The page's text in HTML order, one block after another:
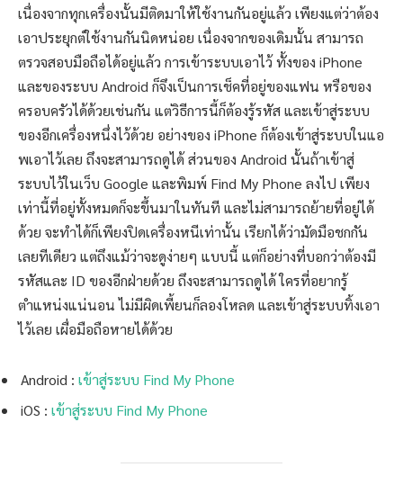
เนื่องจากทุกเครื่องนั้นมีติดมาให้ใช้งานกันอยู่แล้ว เพียงแต่ว่าต้อง
เอาประยุกต์ใช้งานกันนิดหน่อย เนื่องจากของเดิมนั้น สามารถ
ตรวจสอบมือถือได้อยู่แล้ว การเข้าระบบเอาไว้ ทั้งของ iPhone
และของระบบ Android ก็จึงเป็นการเช็คที่อยู่ของแฟน หรือของ
ครอบครัวได้ด้วยเช่นกัน แต่วิธีการนี้ก็ต้องรู้รหัส และเข้าสู่ระบบ
ของอีกเครื่องหนึ่งไว้ด้วย อย่างของ iPhone ก็ต้องเข้าสู่ระบบในแอ
พเอาไว้เลย ถึงจะสามารถดูได้ ส่วนของ Android นั้นถ้าเข้าสู่
ระบบไว้ในเว็บ Google และพิมพ์ Find My Phone ลงไป เพียง
เท่านี้ที่อยู่ทั้งหมดก็จะขึ้นมาในทันที และไม่สามารถย้ายที่อยู่ได้
ด้วย จะทำได้ก็เพียงปิดเครื่องหนีเท่านั้น เรียกได้ว่ามัดมือชกกัน
เลยทีเดียว แต่ถึงแม้ว่าจะดูง่ายๆ แบบนี้ แต่ก็อย่างที่บอกว่าต้องมี
รหัสและ ID ของอีกฝ่ายด้วย ถึงจะสามารถดูได้ ใครที่อยากรู้
ตำแหน่งแน่นอน ไม่มีผิดเพี้ยนก็ลองโหลด และเข้าสู่ระบบทิ้งเอา
ไว้เลย เผื่อมือถือหายได้ด้วย
Android : เข้าสู่ระบบ Find My Phone
iOS : เข้าสู่ระบบ Find My Phone